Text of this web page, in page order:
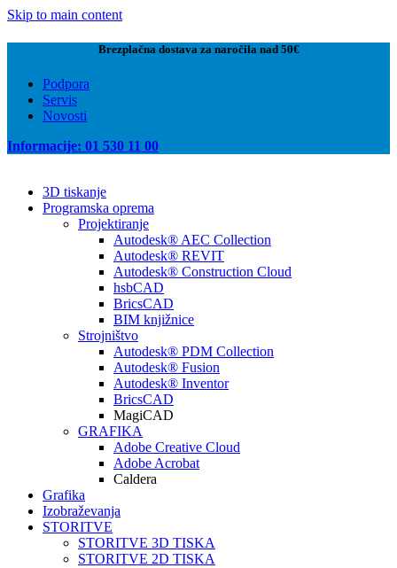
Skip to main content
Brezplačna dostava za naročila nad 50€
Podpora
Servis
Novosti
Informacije: 01 530 11 00
3D tiskanje
Programska oprema
Projektiranje
Autodesk® AEC Collection
Autodesk® REVIT
Autodesk® Construction Cloud
hsbCAD
BricsCAD
BIM knjižnice
Strojništvo
Autodesk® PDM Collection
Autodesk® Fusion
Autodesk® Inventor
BricsCAD
MagiCAD
GRAFIKA
Adobe Creative Cloud
Adobe Acrobat
Caldera
Grafika
Izobraževanja
STORITVE
STORITVE 3D TISKA
STORITVE 2D TISKA